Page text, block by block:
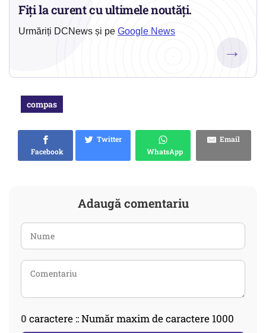
Fiți la curent cu ultimele noutăți.
Urmăriți DCNews și pe Google News
→
compas
Facebook
Twitter
WhatsApp
Email
Adaugă comentariu
0 caractere :: Număr maxim de caractere 1000